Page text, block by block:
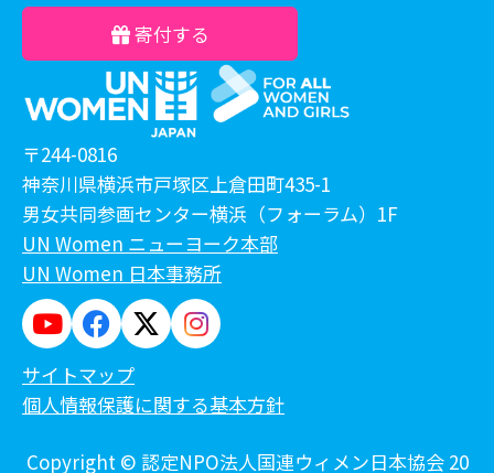
寄付する
〒244-0816
神奈川県横浜市戸塚区上倉田町435-1
男女共同参画センター横浜（フォーラム）1F
UN Women ニューヨーク本部
UN Women 日本事務所
サイトマップ
個人情報保護に関する基本方針
Copyright © 認定NPO法人国連ウィメン日本協会 20